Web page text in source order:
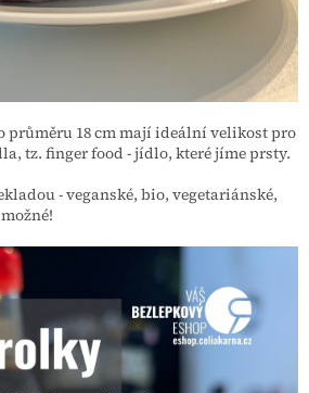
průměru 18 cm mají ideální velikost pro
tz. finger food - jídlo, které jíme prsty.
- veganské, bio, vegetariánské,